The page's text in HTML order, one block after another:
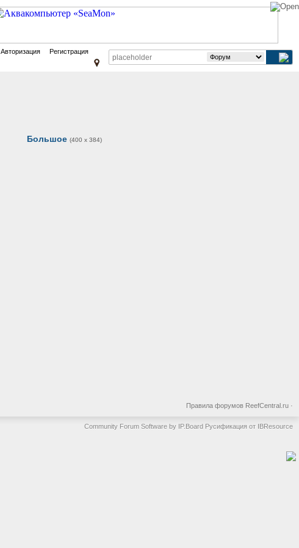
Авторизация Регистрация
Большое (400 x 384)
Правила форумов ReefCentral.ru ·
Community Forum Software by IP.Board Русификация от IBResource